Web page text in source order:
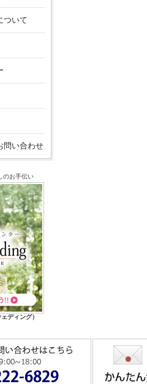
ついて
問い合わせ
のお手伝い
ディング）